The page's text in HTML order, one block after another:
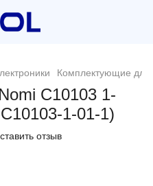
Комплектующие для
C10103 1-
1-01-1)
отзыв